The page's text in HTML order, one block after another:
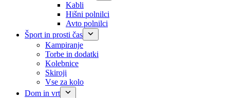
Kabli
Hišni polnilci
Avto polnilci
Šport in prosti čas
Kampiranje
Torbe in dodatki
Kolebnice
Skiroji
Vse za kolo
Dom in vrt